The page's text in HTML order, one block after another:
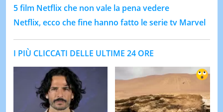
5 film Netflix che non vale la pena vedere
Netflix, ecco che fine hanno fatto le serie tv Marvel
I PIÙ CLICCATI DELLE ULTIME 24 ORE